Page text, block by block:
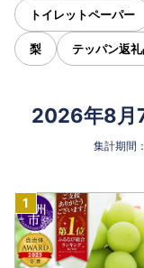
トイレットペーパー
梨 テッパン返
2026年8月
集計期間